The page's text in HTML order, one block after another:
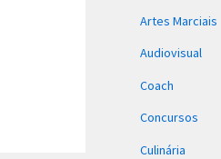
Artes Marciais
Audiovisual
Coach
Concursos
Culinária